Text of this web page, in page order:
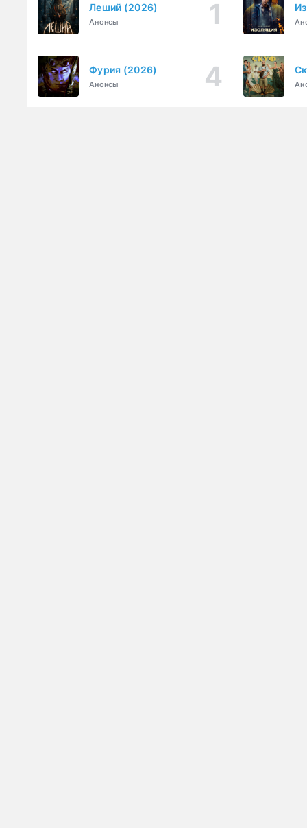
Леший (2026)
Анонсы
Фурия (2026)
Анонсы